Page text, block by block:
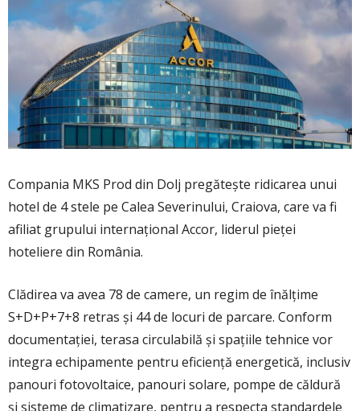
Compania MKS Prod din Dolj pregătește ridicarea unui
hotel de 4 stele pe Calea Severinului, Craiova, care va fi
afiliat grupului internațional Accor, liderul pieței
hoteliere din România.
Clădirea va avea 78 de camere, un regim de înălțime
S+D+P+7+8 retras și 44 de locuri de parcare. Conform
documentației, terasa circulabilă și spațiile tehnice vor
integra echipamente pentru eficiență energetică, inclusiv
panouri fotovoltaice, panouri solare, pompe de căldură
și sisteme de climatizare, pentru a respecta standardele